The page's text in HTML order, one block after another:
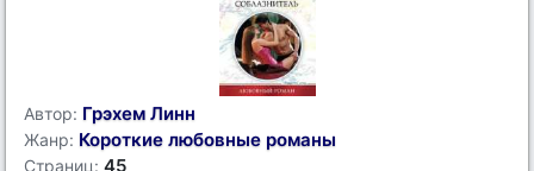
Автор: Грэхем Линн
Жанр: Короткие любовные романы
Страниц: 45